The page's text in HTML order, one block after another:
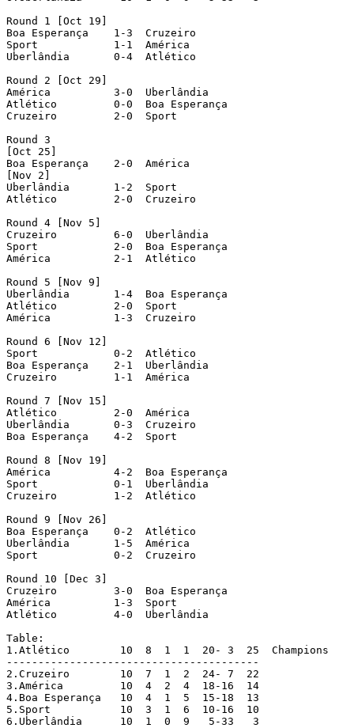
Round 1	[Oct 19]
Boa Esperança	 1-3  Cruzeiro
Sport		 1-1  América
Uberlândia	 0-4  Atlético
Round 2	[Oct 29]
América		 3-0  Uberlândia
Atlético	 0-0  Boa Esperança
Cruzeiro	 2-0  Sport
Round 3
[Oct 25]
Boa Esperança	 2-0  América
[Nov 2]
Uberlândia	 1-2  Sport
Atlético	 2-0  Cruzeiro
Round 4	[Nov 5]
Cruzeiro	 6-0  Uberlândia
Sport		 2-0  Boa Esperança
América		 2-1  Atlético
Round 5	[Nov 9]
Uberlândia	 1-4  Boa Esperança
Atlético	 2-0  Sport
América		 1-3  Cruzeiro
Round 6	[Nov 12]
Sport		 0-2  Atlético
Boa Esperança	 2-1  Uberlândia
Cruzeiro	 1-1  América
Round 7	[Nov 15]
Atlético	 2-0  América
Uberlândia	 0-3  Cruzeiro
Boa Esperança	 4-2  Sport
Round 8	[Nov 19]
América		 4-2  Boa Esperança
Sport		 0-1  Uberlândia
Cruzeiro	 1-2  Atlético
Round 9	[Nov 26]
Boa Esperança	 0-2  Atlético
Uberlândia	 1-5  América
Sport	 	 0-2  Cruzeiro
Round 10 [Dec 3]
Cruzeiro	 3-0  Boa Esperança
América		 1-3  Sport
Atlético	 4-0  Uberlândia
Table:
1.Atlético	  10  8  1  1  20- 3  25  Champions
----------------------------------------
2.Cruzeiro	  10  7  1  2  24- 7  22
3.América	  10  4  2  4  18-16  14
4.Boa Esperança	  10  4  1  5  15-18  13
5.Sport		  10  3  1  6  10-16  10
6.Uberlândia	  10  1  0  9   5-33   3